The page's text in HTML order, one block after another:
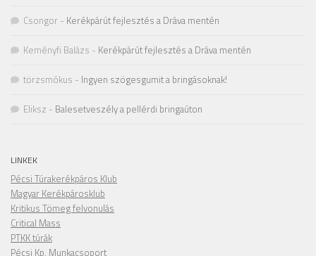
Csongor - Kerékpárút fejlesztés a Dráva mentén
Keményfi Balázs - Kerékpárút fejlesztés a Dráva mentén
törzsmókus - Ingyen szögesgumit a bringásoknak!
Eliksz - Balesetveszély a pellérdi bringaúton
LINKEK
Pécsi Túrakerékpáros Klub
Magyar Kerékpárosklub
Kritikus Tömeg felvonulás
Critical Mass
PTKK túrák
Pécsi Kp. Munkacsoport